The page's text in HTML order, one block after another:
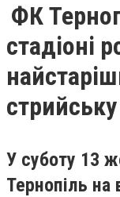
ФК
стадіоні
У суботу 13
Тернопіль на